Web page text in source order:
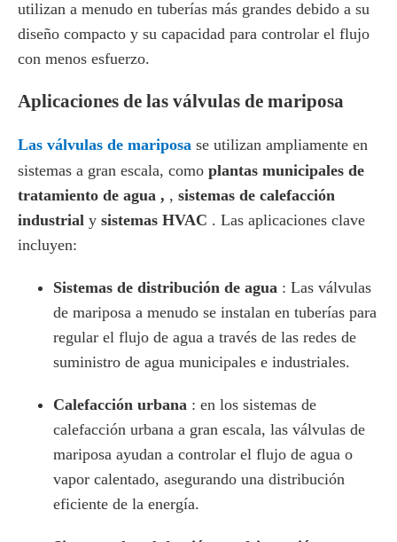
utilizan a menudo en tuberías más grandes debido a su
diseño compacto y su capacidad para controlar el flujo
con menos esfuerzo.
Aplicaciones de las válvulas de mariposa
Las válvulas de mariposa se utilizan ampliamente en
sistemas a gran escala, como plantas municipales de
tratamiento de agua , , sistemas de calefacción
industrial y sistemas HVAC . Las aplicaciones clave
incluyen:
Sistemas de distribución de agua : Las válvulas
de mariposa a menudo se instalan en tuberías para
regular el flujo de agua a través de las redes de
suministro de agua municipales e industriales.
Calefacción urbana : en los sistemas de
calefacción urbana a gran escala, las válvulas de
mariposa ayudan a controlar el flujo de agua o
vapor calentado, asegurando una distribución
eficiente de la energía.